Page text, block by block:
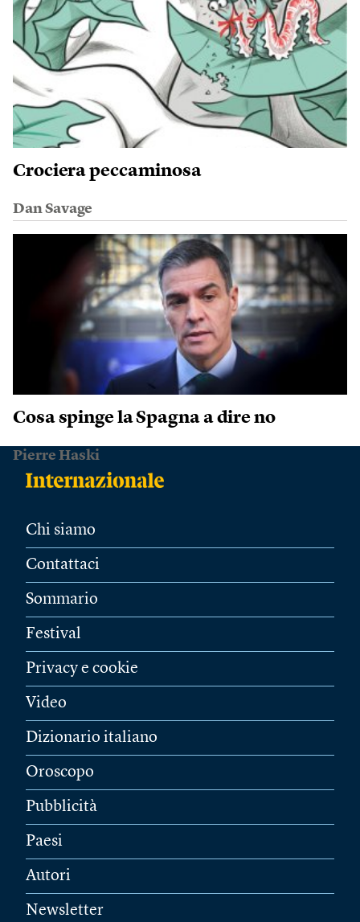
Crociera peccaminosa
Dan Savage
Cosa spinge la Spagna a dire no
Pierre Haski
Chi siamo
Contattaci
Sommario
Festival
Privacy e cookie
Video
Dizionario italiano
Oroscopo
Pubblicità
Paesi
Autori
Newsletter